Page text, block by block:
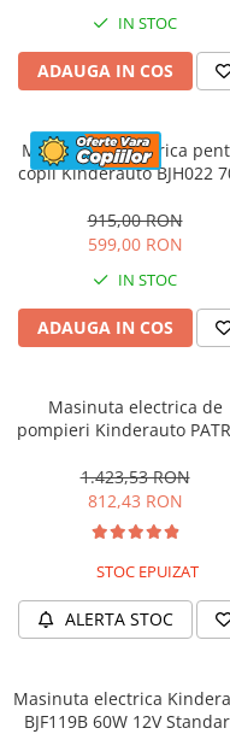
IN STOC
ADAUGA IN COS
Motocicleta electrica
copii Kinderauto BJH022
915,00 RON
599,00 RON
IN STOC
ADAUGA IN COS
Masinuta electrica de
pompieri Kinderauto
1.423,53 RON
812,43 RON
STOC EPUIZAT
ALERTA STOC
Masinuta electrica
BJF119B 60W 12V